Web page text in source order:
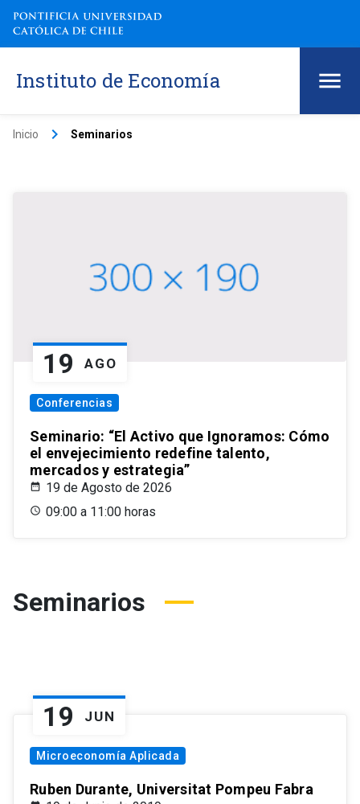
Instituto de Economía
Inicio keyboard_arrow_right Seminarios
19 AGO
Conferencias
Seminario: “El Activo que Ignoramos: Cómo
el envejecimiento redefine talento,
mercados y estrategia”
19 de Agosto de 2026
09:00 a 11:00 horas
Seminarios
19 JUN
Microeconomía Aplicada
Ruben Durante, Universitat Pompeu Fabra